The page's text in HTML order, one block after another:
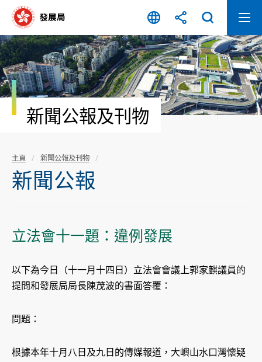
容
開
始
新聞公報及刊物
主頁 新聞公報及刊物
新聞公報
立法會十一題：違例發展
以下為今日（十一月十四日）立法會會議上郭家麒議員的
提問和發展局局長陳茂波的書面答覆：
問題：
根據本年十月八日及九日的傳媒報道，大嶼山水口灣懷疑